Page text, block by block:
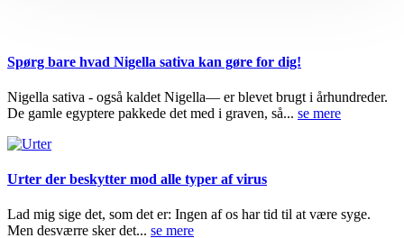
Spørg bare hvad Nigella sativa kan gøre for dig!
Nigella sativa - også kaldet Nigella— er blevet brugt i århundreder.
De gamle egyptere pakkede det med i graven, så... se mere
Urter der beskytter mod alle typer af virus
Lad mig sige det, som det er: Ingen af os har tid til at være syge.
Men desværre sker det... se mere